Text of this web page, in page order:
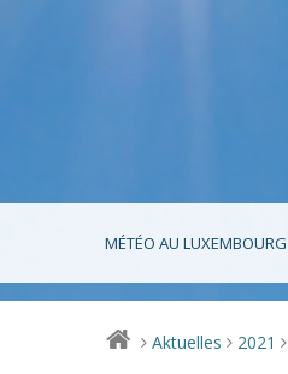
MÉTÉO AU LUXEMBOURG
> Aktuelles > 2021 >